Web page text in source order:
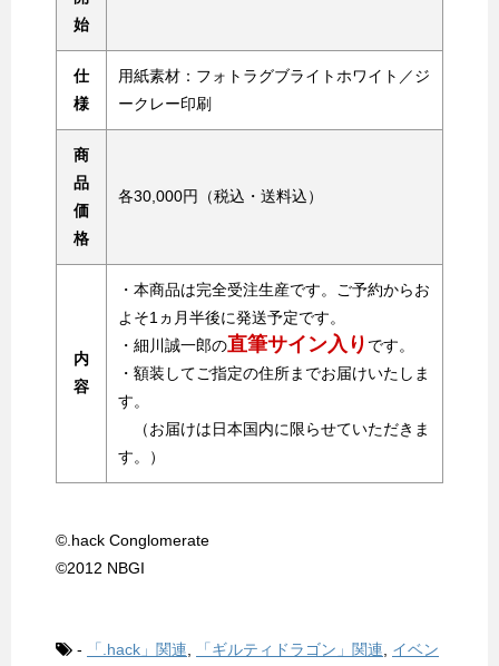
始
仕
様
用紙素材：フォトラグブライトホワイト／ジ
ークレー印刷
商
品
価
格
各30,000円（税込・送料込）
内
容
・本商品は完全受注生産です。ご予約からお
よそ1ヵ月半後に発送予定です。
・細川誠一郎の直筆サイン入り です。
・額装してご指定の住所までお届けいたしま
す。
（お届けは日本国内に限らせていただきま
す。）
©.hack Conglomerate
©2012 NBGI
- 「.hack」関連 「ギルティドラゴン」関連
イベン